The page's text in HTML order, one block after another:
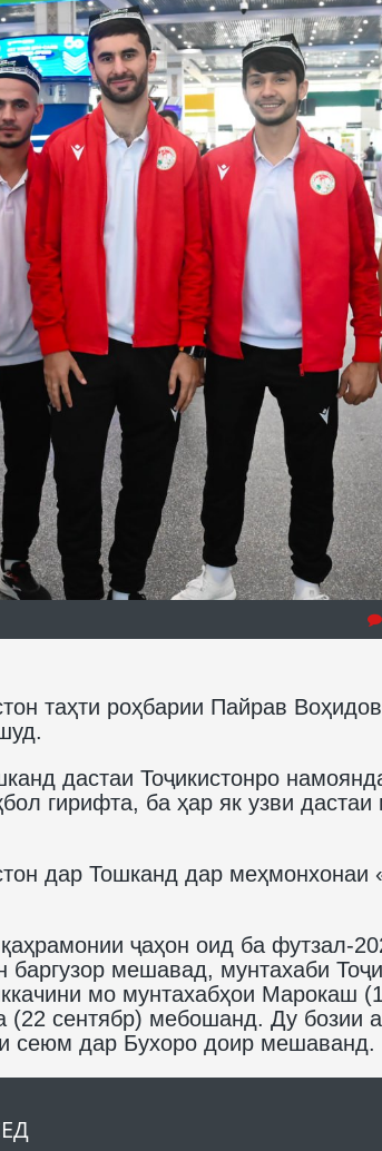
таҳти роҳбарии Пайрав
дастаи Тоҷикистонро
гирифта, ба ҳар як узви дастаи
дар Тошканд дар меҳмонхонаи
ҷаҳон оид ба футзал-
баргузор мешавад, мунтахаби
мо мунтахабҳои Марокаш
(22 сентябр) мебошанд. Ду бозии
сеюм дар Бухоро доир мешаванд.